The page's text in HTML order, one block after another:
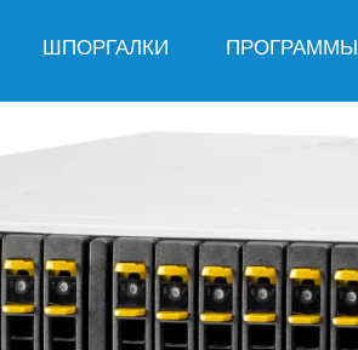
ШПОРГАЛКИ ПРОГРАММЫ